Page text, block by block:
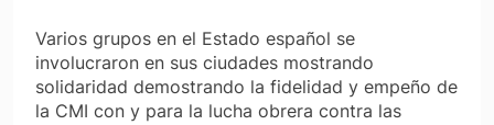
Varios grupos en el Estado español se
involucraron en sus ciudades mostrando
solidaridad demostrando la fidelidad y empeño de
la CMI con y para la lucha obrera contra las